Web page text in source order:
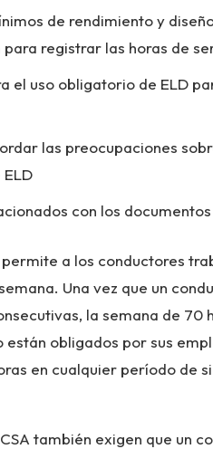
de rendimiento y
para registrar las horas de
el uso obligatorio de ELD
las preocupaciones
con los
permite a los conductores
Una vez que un
la semana de 70
están obligados por sus
en cualquier período de
también exigen que un